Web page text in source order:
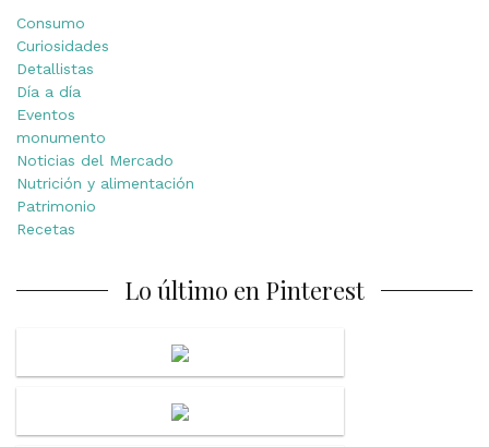
Consumo
Curiosidades
Detallistas
Día a día
Eventos
monumento
Noticias del Mercado
Nutrición y alimentación
Patrimonio
Recetas
Lo último en Pinterest